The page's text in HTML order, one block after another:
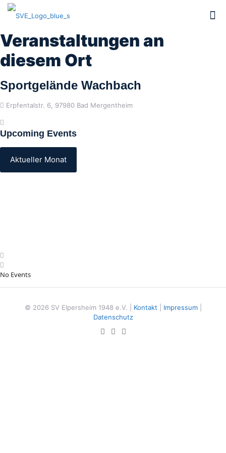
Veranstaltungen an
diesem Ort
Sportgelände Wachbach
Erpfentalstr. 6, 97980 Bad Mergentheim
Upcoming Events
Aktueller Monat
No Events
© 2026 SV Elpersheim 1948 e.V. | Kontakt Impressum|
Datenschutz